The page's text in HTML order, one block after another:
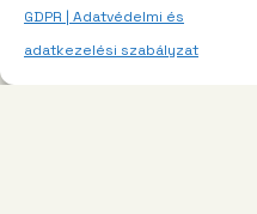
GDPR | Adatvédelmi és
adatkezelési szabályzat